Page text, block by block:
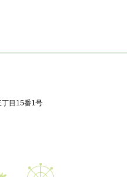
目15番1号